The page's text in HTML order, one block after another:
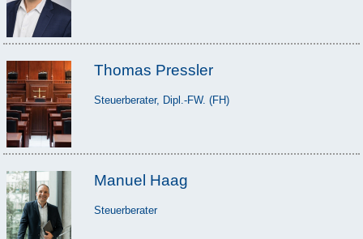
Thomas Pressler
Steuerberater, Dipl.-FW. (FH)
Manuel Haag
Steuerberater